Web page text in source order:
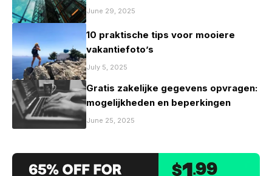
June 29, 2025
10 praktische tips voor mooiere
vakantiefoto’s
July 5, 2025
Gratis zakelijke gegevens opvragen:
mogelijkheden en beperkingen
June 25, 2025